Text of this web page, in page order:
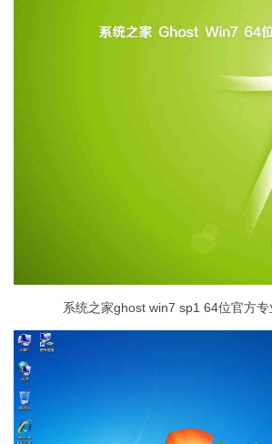
系统之家ghost win7 sp1 64位官方